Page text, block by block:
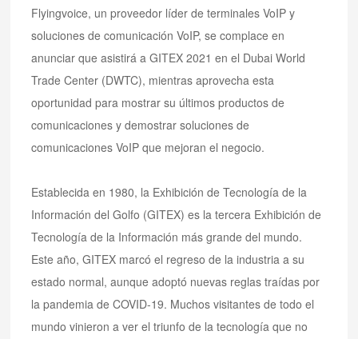
Flyingvoice, un proveedor líder de terminales VoIP y
soluciones de comunicación VoIP, se complace en
anunciar que asistirá a GITEX 2021 en el Dubai World
Trade Center (DWTC), mientras aprovecha esta
oportunidad para mostrar su últimos productos de
comunicaciones y demostrar soluciones de
comunicaciones VoIP que mejoran el negocio.
Establecida en 1980, la Exhibición de Tecnología de la
Información del Golfo (GITEX) es la tercera Exhibición de
Tecnología de la Información más grande del mundo.
Este año, GITEX marcó el regreso de la industria a su
estado normal, aunque adoptó nuevas reglas traídas por
la pandemia de COVID-19. Muchos visitantes de todo el
mundo vinieron a ver el triunfo de la tecnología que no